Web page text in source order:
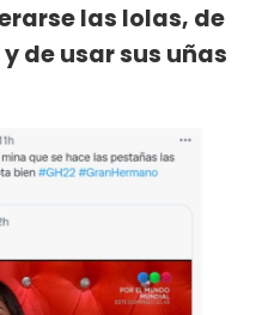
las lolas, de
de usar sus uñas